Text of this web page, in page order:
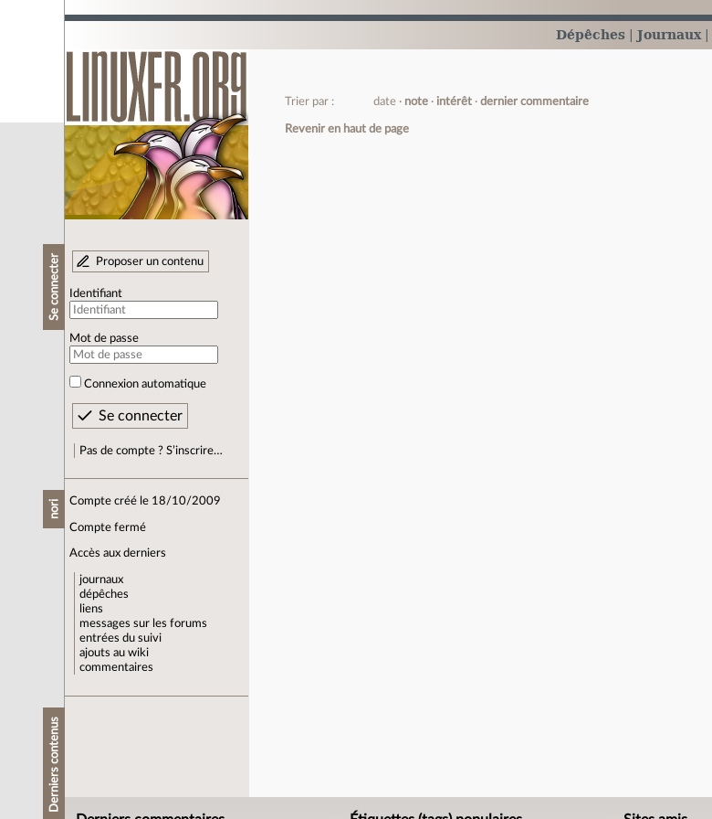
Dépêches Journaux
Se connecter Proposer un contenu
Identifiant
Mot de passe
Connexion automatique
Pas de compte ? S’inscrire…
nori Compte créé le 18/10/2009
Compte fermé
Accès aux derniers
journaux
dépêches
liens
messages sur les forums
entrées du suivi
ajouts au wiki
commentaires
Derniers contenus
Trier par : date note intérêt dernier commentaire
Revenir en haut de page